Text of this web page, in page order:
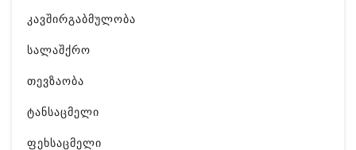
კავშირგაბმულობა
სალაშქრო
თევზაობა
ტანსაცმელი
ფეხსაცმელი